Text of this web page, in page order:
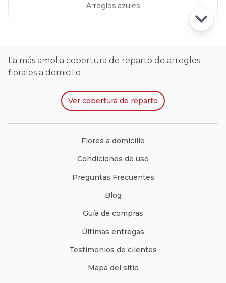
Arreglos azules
La más amplia cobertura de reparto de arreglos
florales a domicilio
Ver cobertura de reparto
Flores a domicilio
Condiciones de uso
Preguntas Frecuentes
Blog
Guía de compras
Últimas entregas
Testimonios de clientes
Mapa del sitio